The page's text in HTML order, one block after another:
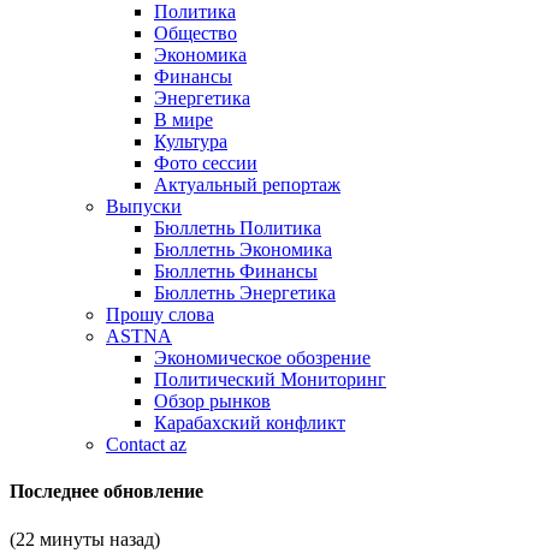
Политика
Общество
Экономика
Финансы
Энергетика
В мире
Культура
Фото сессии
Актуальный репортаж
Выпуски
Бюллетнь Политика
Бюллетнь Экономика
Бюллетнь Финансы
Бюллетнь Энергетика
Прошу слова
ASTNA
Экономическое обозрение
Политический Мониторинг
Обзор рынков
Карабахский конфликт
Contact az
Последнее обновление
(22 минуты назад)